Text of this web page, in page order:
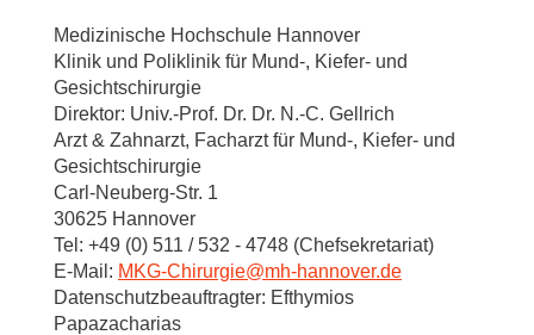
Medizinische Hochschule Hannover
Klinik und Poliklinik für Mund-, Kiefer- und
Gesichtschirurgie
Direktor: Univ.-Prof. Dr. Dr. N.-C. Gellrich
Arzt & Zahnarzt, Facharzt für Mund-, Kiefer- und
Gesichtschirurgie
Carl-Neuberg-Str. 1
30625 Hannover
Tel: +49 (0) 511 / 532 - 4748 (Chefsekretariat)
E-Mail: MKG-Chirurgie@mh-hannover.de
Datenschutzbeauftragter: Efthymios
Papazacharias